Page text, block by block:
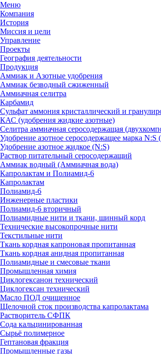
Меню
Компания
История
Миссия и цели
Управление
Проекты
География деятельности
Продукция
Аммиак и Азотные удобрения
Аммиак безводный сжиженный
Аммиачная селитра
Карбамид
Сульфат аммония кристаллический и
КАС (удобрения жидкие азотные)
Селитра аммиачная серосодержащая
Удобрение азотное серосодержащее марка N:S
Удобрение азотное жидкое (N:S)
Раствор питательный серосодержащий
Аммиак водный (Аммиачная вода)
Капролактам и Полиамид-6
Капролактам
Полиамид-6
Инженерные пластики
Полиамид-6 вторичный
Полиамидные нити и ткани, шинный корд
Технические высокопрочные нити
Текстильные нити
Ткань кордная капроновая пропитанная
Ткань кордная анидная пропитанная
Полиамидные и смесовые ткани
Промышленная химия
Циклогексанон технический
Циклогексан технический
Масло ПОД очищенное
Щелочной сток производства капролактама
Растворитель СФПК
Сода кальцинированная
Сырьё полимерное
Гептановая фракция
Промышленные газы